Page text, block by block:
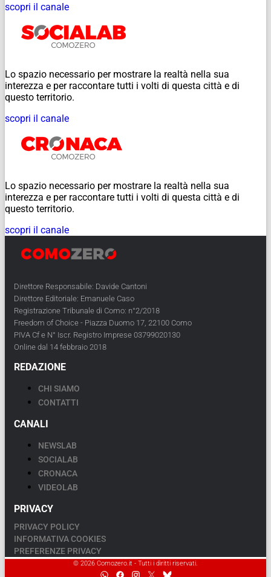
scopri il canale
Lo spazio necessario per mostrare la realtà nella sua
interezza e per raccontare tutti i volti di questa città e di
questo territorio.
scopri il canale
Lo spazio necessario per mostrare la realtà nella sua
interezza e per raccontare tutti i volti di questa città e di
questo territorio.
scopri il canale
Direttore Responsabile: Davide Cantoni
Direttore Editoriale: Emanuele Caso
Registrazione Tribunale di Como: n°2/2018
Freedom of Choice - Piazza Duomo 17, 22100 Como
PIVA Cf e N° Iscr. Registro Imprese 03799020130
Online dal 14 febbraio 2018
REDAZIONE
CHI SIAMO
CONTATTI
CANALI
NEWSLAB
SOCIALAB
CRONACA
VIDEOLAB
PRIVACY
PRIVACY POLICY
INFORMATIVA COOKIES
PREFERENZE PRIVACY
© 2026 Comozero.it - Tutti i diritti riservati.